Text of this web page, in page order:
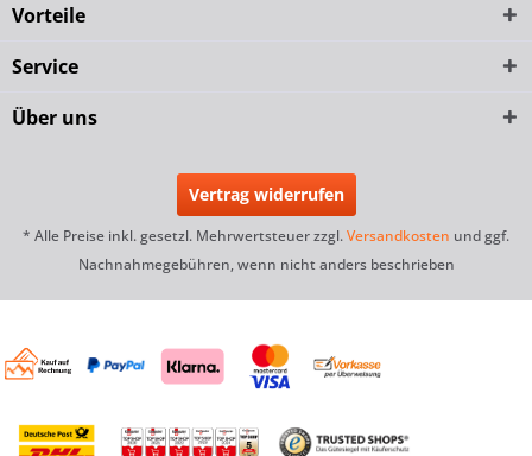
Vorteile
Service
Über uns
Vertrag widerrufen
* Alle Preise inkl. gesetzl. Mehrwertsteuer zzgl.Versandkosten und ggf.
Nachnahmegebühren, wenn nicht anders beschrieben